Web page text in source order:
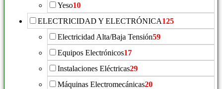
Yeso10
ELECTRICIDAD Y ELECTRÓNICA125
Electricidad Alta/Baja Tensión59
Equipos Electrónicos17
Instalaciones Eléctricas29
Máquinas Electromecánicas20